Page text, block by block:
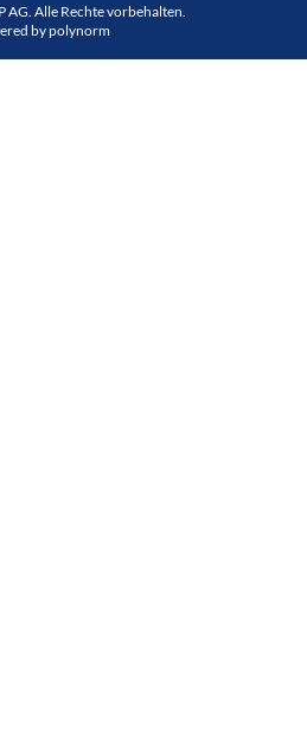
AG. Alle Rechte vorbehalten.
by polynorm